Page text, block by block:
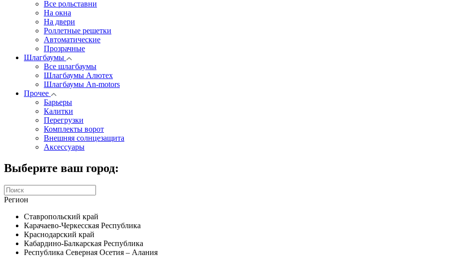
Все рольставни
На окна
На двери
Роллетные решетки
Автоматические
Прозрачные
Шлагбаумы
Все шлагбаумы
Шлагбаумы Алютех
Шлагбаумы An-motors
Прочее
Барьеры
Калитки
Перегрузки
Комплекты ворот
Внешняя солнцезащита
Аксессуары
Выберите ваш город:
Регион
Ставропольский край
Карачаево-Черкесская Республика
Краснодарский край
Кабардино-Балкарская Республика
Республика Северная Осетия – Алания